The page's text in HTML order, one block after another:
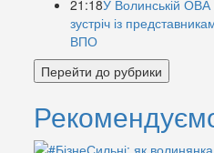
21:18У Волинській ОВА
зустріч із
ВПО
Перейти до рубрики